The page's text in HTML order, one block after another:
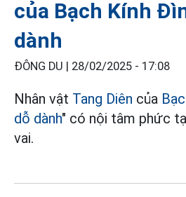
của Bạch Kính
dành
ĐÔNG DU | 28/02/2025 - 17:08
Nhân vật Tang Diên của
dỗ dành" có nội tâm phức
vai.